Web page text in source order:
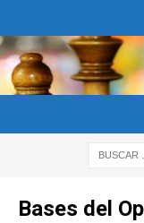
Bases del